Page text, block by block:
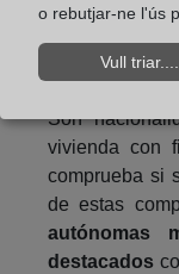
un 15% de
de
italianos y
Son
vivienda con
comprueba si
de estas
autónomas
destacados
o rebutjar-ne l'ús
Vull triar....